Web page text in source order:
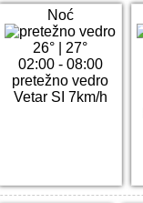
Noć
26°
27°
02:00 - 08:00
pretežno vedro
Vetar SI 7km/h